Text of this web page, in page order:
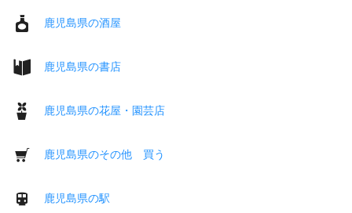
鹿児島県の酒屋
鹿児島県の書店
鹿児島県の花屋・園芸店
鹿児島県のその他 買う
鹿児島県の駅